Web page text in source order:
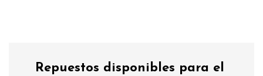
Repuestos disponibles para el